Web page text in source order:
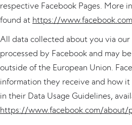
respective Facebook Pages. More
found at https://
All data collected about you via our
processed by Facebook and may
outside of the European Union.
information they receive and how it
in their Data Usage Guidelines,
https://www.facebook.com/about/